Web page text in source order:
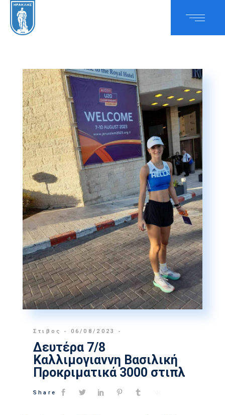
Στιβος 06/08/2023
Δευτέρα 7/8
Καλλιμογιαννη Βασιλική
Προκριματικά 3000 στιπλ
Share